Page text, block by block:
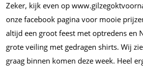
Zeker, kijk even op
onze facebook pagina voor mooie
altijd een groot feest met optredens en
grote veiling met gedragen shirts. Wij
graag binnen komen deze week. Heel